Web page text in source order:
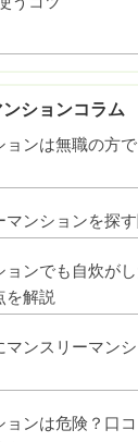
ションコラム
ョンは無職の方
マンションを探
ョンでも自炊が
を解説
マンスリーマン
ョンは危険？口